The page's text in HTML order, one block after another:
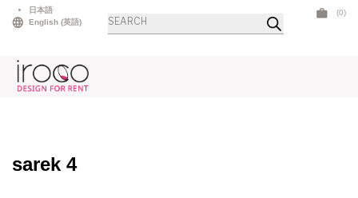
日本語
English (英語)
商
品
(0)
sarek 4